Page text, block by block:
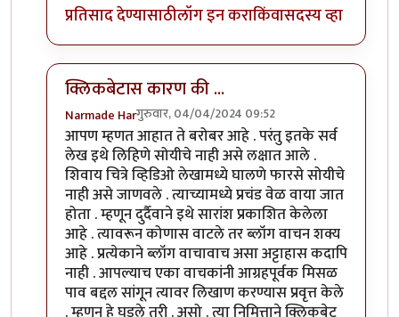
प्रतिसाद देण्यासाठीलॉग इन कराकिंवासदस्य व्हा
क्लिकबेटास कारण की ...
Narmade Harगुरुवार, 04/04/2024 09:52
In reply toदुर्दैवाने हा धागाbyप्रचेतस
आपण म्हणत आहात ते बरोबर आहे . परंतु इतके सर्व
लेख इथे लिहिणे सोयीचे नाही असे लक्षात आले .
शिवाय चित्रे व्हिडिओ लेखामध्ये घालणे फारसे सोयीचे
नाही असे जाणवले . त्याच्यामध्ये प्रचंड वेळ वाया जात
होता . म्हणून दुर्दैवाने इथे सारांश प्रकाशित केलेला
आहे . त्यावरून कोणास वाटले तर ब्लॉग वाचन शक्य
आहे . प्रत्येकाने ब्लॉग वाचावाच असा अट्टाहास कदापि
नाही . आपल्याच एका वाचकांनी आग्रहपूर्वक मिसळ
पाव बद्दल सांगून त्यावर लिखाण करण्यास प्रवृत्त केले